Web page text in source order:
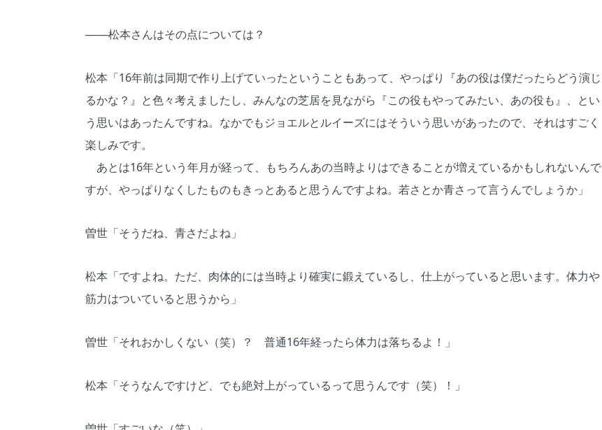
───松本さんはその点については？
松本「16年前は同期で作り上げていったということもあって、やっぱり『あの役は僕だったらどう演じ
るかな？』と色々考えましたし、みんなの芝居を見ながら『この役もやってみたい、あの役も』、とい
う思いはあったんですね。なかでもジョエルとルイーズにはそういう思いがあったので、それはすごく
楽しみです。
あとは16年という年月が経って、もちろんあの当時よりはできることが増えているかもしれないんで
すが、やっぱりなくしたものもきっとあると思うんですよね。若さとか青さって言うんでしょうか」
曽世「そうだね、青さだよね」
松本「ですよね。ただ、肉体的には当時より確実に鍛えているし、仕上がっていると思います。体力や
筋力はついていると思うから」
曽世「それおかしくない（笑）？ 普通16年経ったら体力は落ちるよ！」
松本「そうなんですけど、でも絶対上がっているって思うんです（笑）！」